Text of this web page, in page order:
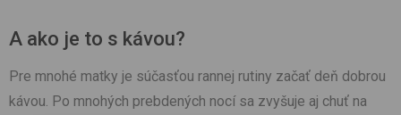
A ako je to s kávou?
Pre mnohé matky je súčasťou rannej rutiny začať deň dobrou
kávou. Po mnohých prebdených nocí sa zvyšuje aj chuť na